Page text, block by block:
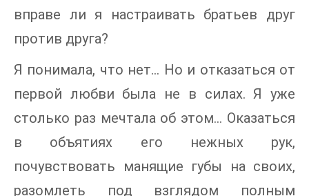
вправе ли я настраивать братьев друг
против друга?
Я понимала, что нет… Но и отказаться от
первой любви была не в силах. Я уже
столько раз мечтала об этом… Оказаться
в объятиях его нежных рук,
почувствовать манящие губы на своих,
разомлеть под взглядом полным